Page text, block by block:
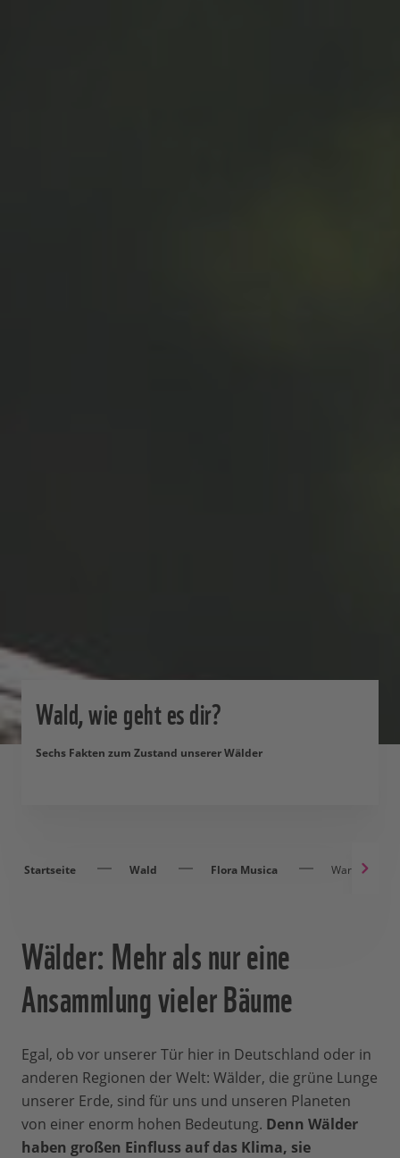
Wald, wie geht es dir?
Sechs Fakten zum Zustand unserer Wälder
Startseite Wald Flora Musica Warum wir
Wälder: Mehr als nur eine
Ansammlung vieler Bäume
Egal, ob vor unserer Tür hier in Deutschland oder in
anderen Regionen der Welt: Wälder, die grüne Lunge
unserer Erde, sind für uns und unseren Planeten
von einer enorm hohen Bedeutung. Denn Wälder
haben großen Einfluss auf das Klima, sie